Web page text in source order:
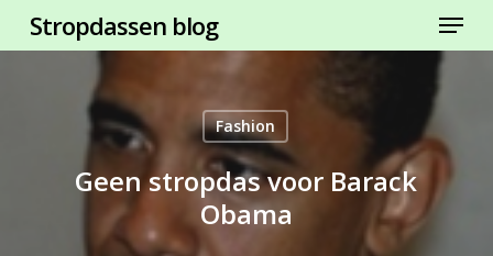
Stropdassen blog Menu
Fashion
Geen stropdas voor Barack
Obama
Close
Menu